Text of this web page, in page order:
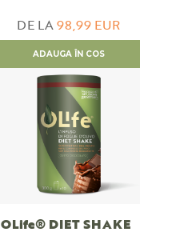
DE LA98,99 EUR
ADAUGA ÎN COS
OLife® DIET SHAKE